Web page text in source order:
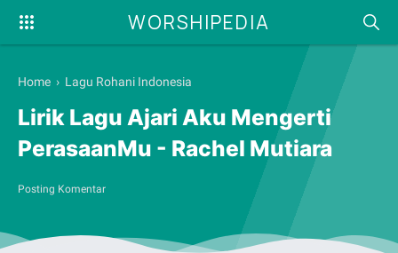
WORSHIPEDIA
Home › Lagu Rohani Indonesia
Lirik Lagu Ajari Aku Mengerti
PerasaanMu - Rachel Mutiara
Posting Komentar